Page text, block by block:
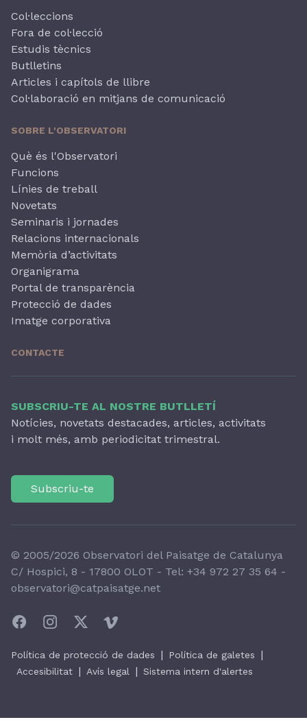
Col·leccions
Fora de col·lecció
Estudis tècnics
Butlletins
Articles i capítols de llibre
Col·laboració en mitjans de comunicació
SOBRE L'OBSERVATORI
Què és l'Observatori
Funcions
Línies de treball
Novetats
Seminaris i jornades
Relacions internacionals
Memòria d’activitats
Organigrama
Portal de transparència
Protecció de dades
Imatge corporativa
CONTACTE
SUBSCRIU-TE AL NOSTRE BUTLLETÍ
Notícies, novetats destacades, articles, activitats
i molt més, amb periodicitat trimestral.
Subscriu-te
© 2005/2026 Observatori del Paisatge de Catalunya
C/ Hospici, 8 - 17800 OLOT - Tel: +34 972 27 35 64 -
observatori@catpaisatge.net
Política de protecció de dades | Política de galetes |
Accesibilitat | Avís legal | Sistema intern d'alertes